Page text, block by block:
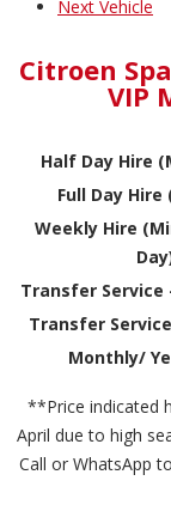
Next Vehicle
Citroen
VIP
Half Day Hire
Full Day Hire
Weekly Hire
Transfer Service
Transfer
Monthly/
**Price indicated
April due to high
Call or WhatsApp